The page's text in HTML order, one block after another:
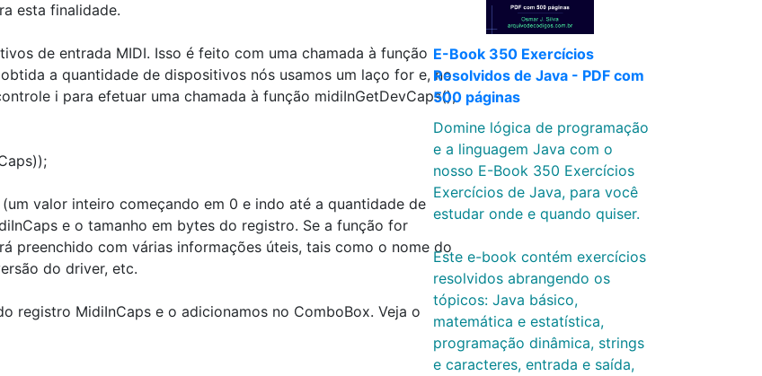
esta finalidade.
de entrada MIDI. Isso é feito com uma chamada à função
a quantidade de dispositivos nós usamos um laço for e, no
i para efetuar uma chamada à função midiInGetDevCaps(),
valor inteiro começando em 0 e indo até a quantidade de
e o tamanho em bytes do registro. Se a função for
preenchido com várias informações úteis, tais como o nome do
do driver, etc.
registro MidiInCaps e o adicionamos no ComboBox. Veja o
E-Book 350 Exercícios
Resolvidos de Java - PDF com
500 páginas
Domine lógica de programação
e a linguagem Java com o
nosso E-Book 350 Exercícios
Exercícios de Java, para você
estudar onde e quando quiser.
Este e-book contém exercícios
resolvidos abrangendo os
tópicos: Java básico,
matemática e estatística,
programação dinâmica, strings
e caracteres, entrada e saída,